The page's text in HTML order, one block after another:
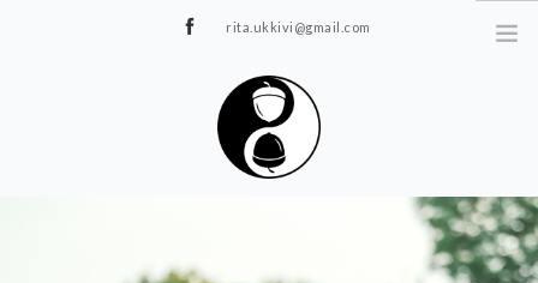
rita.ukkivi@gmail.com